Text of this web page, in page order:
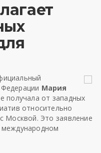
Мария
получала от западных
относительно
Москвой. Это заявление
международном